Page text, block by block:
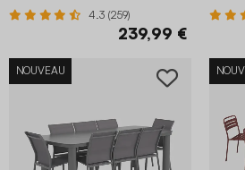
4.3 (259)
239,99 €
NOUVEAU